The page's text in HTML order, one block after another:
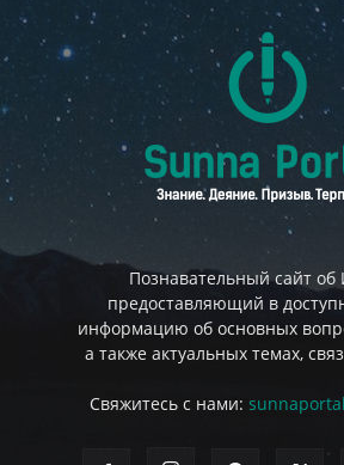
Познавательный сайт об
предоставляющий в
информацию об основных
а также актуальных темах,
Свяжитесь с нами: